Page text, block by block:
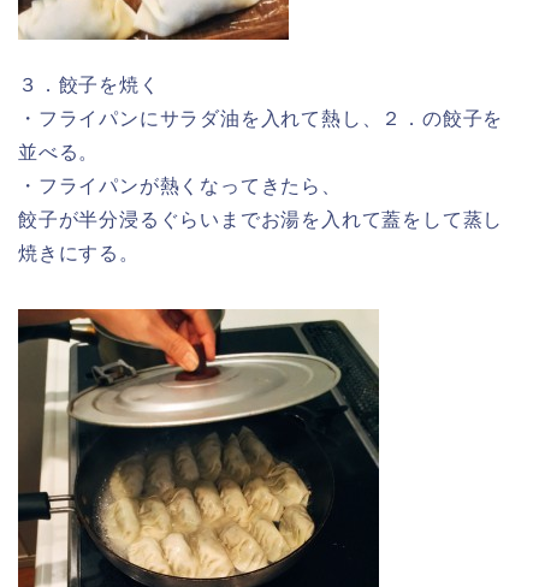
３．餃子を焼く
・フライパンにサラダ油を入れて熱し、２．の餃子を
並べる。
・フライパンが熱くなってきたら、
餃子が半分浸るぐらいまでお湯を入れて蓋をして蒸し
焼きにする。